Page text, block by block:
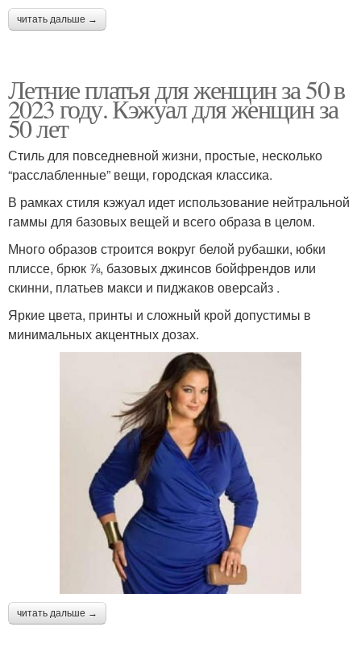
читать дальше →
Летние платья для женщин за 50 в
2023 году. Кэжуал для женщин за
50 лет
Стиль для повседневной жизни, простые, несколько
“расслабленные” вещи, городская классика.
В рамках стиля кэжуал идет использование нейтральной
гаммы для базовых вещей и всего образа в целом.
Много образов строится вокруг белой рубашки, юбки
плиссе, брюк ⅞, базовых джинсов бойфрендов или
скинни, платьев макси и пиджаков оверсайз .
Яркие цвета, принты и сложный крой допустимы в
минимальных акцентных дозах.
читать дальше →